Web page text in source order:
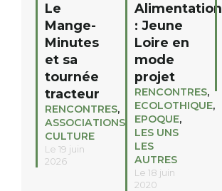
Le
Mange-
Minutes
et sa
tournée
tracteur
RENCONTRES,
ASSOCIATIONS
CULTURE
Le 19 juin
2026
Alimentation
: Jeune
Loire en
mode
projet
RENCONTRES,
ECOLOTHIQUE,
EPOQUE,
LES UNS
LES
AUTRES
Le 18 juin
2020